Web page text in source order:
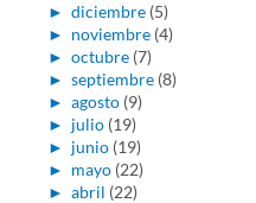
► diciembre (5)
► noviembre (4)
► octubre (7)
► septiembre (8)
► agosto (9)
► julio (19)
► junio (19)
► mayo (22)
► abril (22)